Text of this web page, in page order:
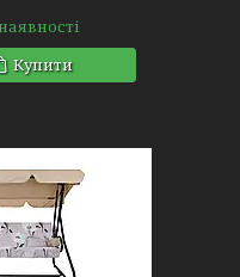
Купити